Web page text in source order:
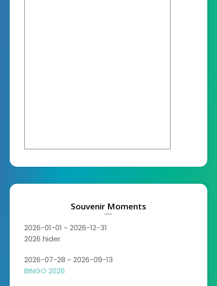
Souvenir Moments
2026-01-01 ~ 2026-12-31
2026 hider
2026-07-28 ~ 2026-09-13
BINGO 2026